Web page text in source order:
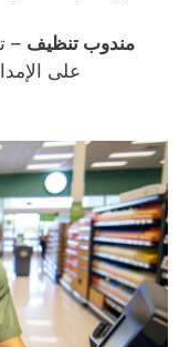
مندوب تنظيف –
على